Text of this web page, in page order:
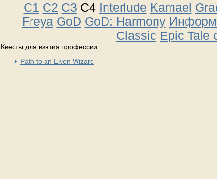
C1 C2 C3 C4 Interlude Kamael
Freya GoD GoD: Harmony
Classic Epic Tale
Квесты для взятия профессии
Path to an Elven Wizard